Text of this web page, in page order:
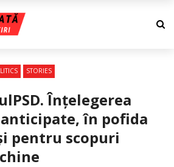
STORIES
Înțelegerea
anticipate, în pofida
pentru scopuri